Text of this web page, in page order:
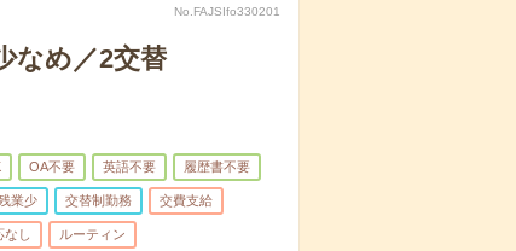
No.FAJSIfo330201
なめ／2交替
OA不要 英語不要 履歴書不要
業少 交替制勤務 交費支給
なし ルーティン